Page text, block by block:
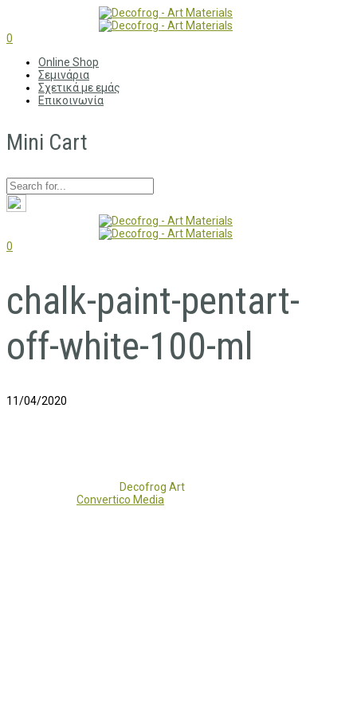
0
Online Shop
Σεμινάρια
Σχετικά με εμάς
Επικοινωνία
Mini Cart
0
chalk-paint-pentart-
off-white-100-ml
11/04/2020
Decofrog Art
Convertico Media